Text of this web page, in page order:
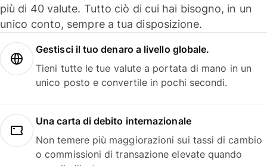
più di 40 valute. Tutto ciò di cui hai bisogno, in un
unico conto, sempre a tua disposizione.
Gestisci il tuo denaro a livello globale.
Tieni tutte le tue valute a portata di mano in un
unico posto e convertile in pochi secondi.
Una carta di debito internazionale
Non temere più maggiorazioni sui tassi di cambio
o commissioni di transazione elevate quando